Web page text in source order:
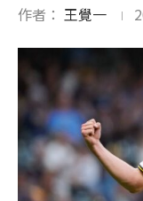
作者： 王覺一